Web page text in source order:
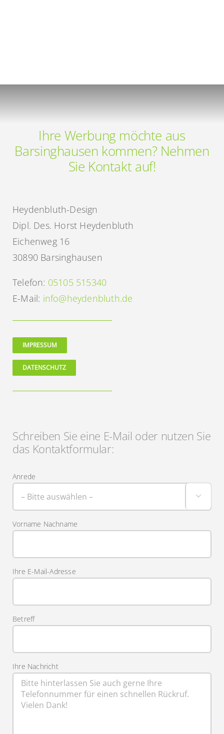
Ihre Werbung möchte aus
Barsinghausen kommen? Nehmen
Sie Kontakt auf!
Heydenbluth-Design
Dipl. Des. Horst Heydenbluth
Eichenweg 16
30890 Barsinghausen
Telefon: 05105 515340
E-Mail: info@heydenbluth.de
IMPRESSUM
DATENSCHUTZ
Schreiben Sie eine E-Mail oder nutzen Sie
das Kontaktformular:
Anrede

Vorname Nachname
Ihre E-Mail-Adresse
Betreff
Ihre Nachricht